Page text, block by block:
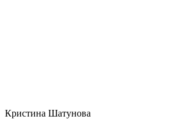
Кристина Шатунова